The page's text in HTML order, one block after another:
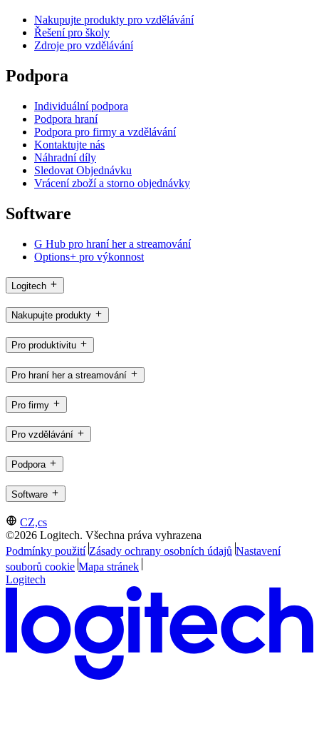
Nakupujte produkty pro vzdělávání
Řešení pro školy
Zdroje pro vzdělávání
Podpora
Individuální podpora
Podpora hraní
Podpora pro firmy a vzdělávání
Kontaktujte nás
Náhradní díly
Sledovat Objednávku
Vrácení zboží a storno objednávky
Software
G Hub pro hraní her a streamování
Options+ pro výkonnost
Logitech
Nakupujte produkty
Pro produktivitu
Pro hraní her a streamování
Pro firmy
Pro vzdělávání
Podpora
Software
CZ,cs
©2026 Logitech. Všechna práva vyhrazena
Podmínky použití Zásady ochrany osobních údajů Nastavení
souborů cookie Mapa stránek
Logitech